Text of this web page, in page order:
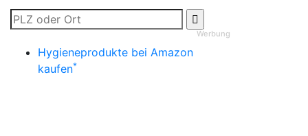
Werbung
Hygieneprodukte bei Amazon
kaufen*